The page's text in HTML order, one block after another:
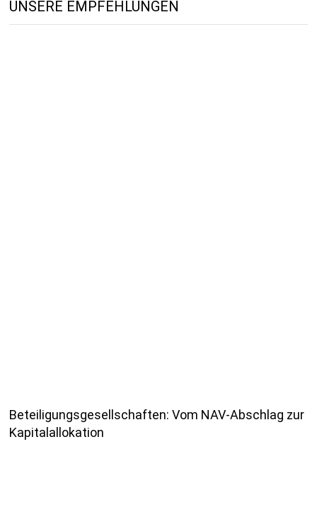
UNSERE EMPFEHLUNGEN
Beteiligungsgesellschaften: Vom NAV-Abschlag zur
Kapitalallokation